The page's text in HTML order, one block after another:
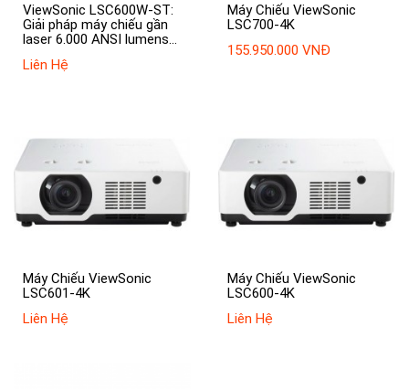
ViewSonic LSC600W-ST:
Giải pháp máy chiếu gần
laser 6.000 ANSI lumens
Liên Hệ
Máy Chiếu ViewSonic
LSC700-4K
155.950.000 VNĐ
Máy Chiếu ViewSonic
LSC601-4K
Liên Hệ
Máy Chiếu ViewSonic
LSC600-4K
Liên Hệ